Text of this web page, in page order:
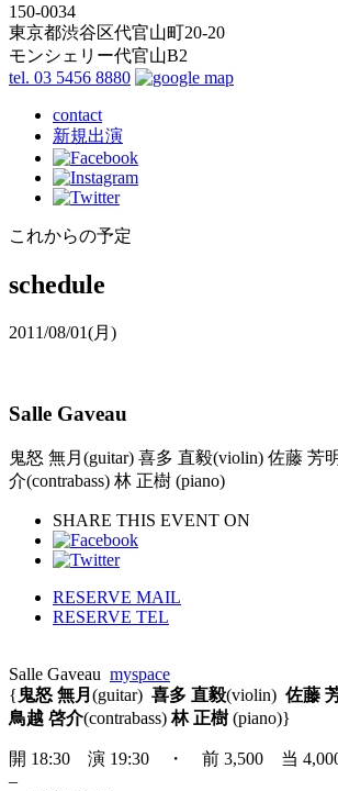
150-0034
東京都渋谷区代官山町20-20
モンシェリー代官山B2
tel. 03 5456 8880
contact
新規出演
これからの予定
schedule
2011/08/01(月)
Salle Gaveau
鬼怒 無月(guitar) 喜多 直毅(violin) 佐藤 芳
介(contrabass) 林 正樹 (piano)
SHARE THIS EVENT ON
RESERVE MAIL
RESERVE TEL
Salle Gaveau myspace
{鬼怒 無月 (guitar) 喜多 直毅(violin) 佐藤
鳥越 啓介(contrabass)林 正樹 (piano)}
開 18:30 演 19:30 ・ 前 3,500 当
–